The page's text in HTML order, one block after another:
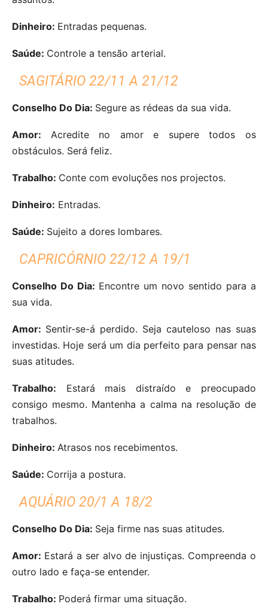
Dinheiro: Entradas pequenas.
Saúde: Controle a tensão arterial.
SAGITÁRIO 22/11 A 21/12
Conselho Do Dia: Segure as rédeas da sua vida.
Amor: Acredite no amor e supere todos os
obstáculos. Será feliz.
Trabalho: Conte com evoluções nos projectos.
Dinheiro: Entradas.
Saúde: Sujeito a dores lombares.
CAPRICÓRNIO 22/12 A 19/1
Conselho Do Dia: Encontre um novo sentido para a
sua vida.
Amor: Sentir-se-á perdido. Seja cauteloso nas suas
investidas. Hoje será um dia perfeito para pensar nas
suas atitudes.
Trabalho: Estará mais distraído e preocupado
consigo mesmo. Mantenha a calma na resolução de
trabalhos.
Dinheiro: Atrasos nos recebimentos.
Saúde: Corrija a postura.
AQUÁRIO 20/1 A 18/2
Conselho Do Dia: Seja firme nas suas atitudes.
Amor: Estará a ser alvo de injustiças. Compreenda o
outro lado e faça-se entender.
Trabalho: Poderá firmar uma situação.